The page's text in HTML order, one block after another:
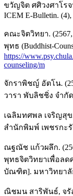
ขวัญจิต ศศิวงศาโรจ
ICEM E-Bulletin. (4),
คณะจิตวิทยา.
พุทธ (Buddhist-
https://
counseling/m
จักราพิชญ์ อัตโน.
วารา พับลิชชิ่ง จำกั
เฉลิมทศพล เจริญสุ
สำนักพิมพ์ เพชรกะ
ณฐณัช แก้วผลึก.
พุทธจิตวิทยาเพื่อล
บัณฑิต]. มหาวิทยาลั
ณิชมน สาริพันธ์, จรั